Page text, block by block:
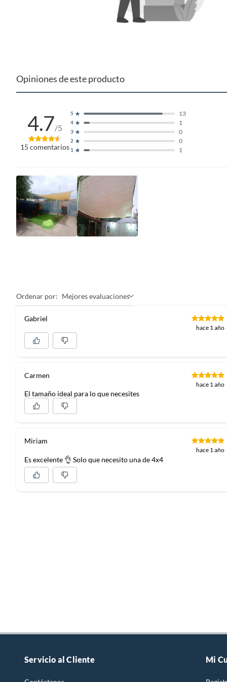
Opiniones de este producto
4.7/5
15 comentarios 1 1
2 0
3 0
4 1
5 13
Ordenar por: Mejores evaluaciones
Gabriel
hace 1 año
Carmen
hace 1 año
El tamaño ideal para lo que necesites
Miriam
hace 1 año
Es excelente 👌 Solo que necesito una de 4x4
Servicio al Cliente Mi